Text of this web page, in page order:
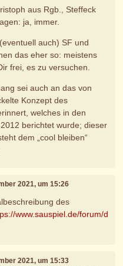
aus Rgb., Steffeck
ja, immer.
auch) SF und
das eher so: meistens
frei, es zu versuchen.
sei auch an das von
Konzept des
welches in den
berichtet wurde; dieser
dem „cool bleiben“
2021, um 15:26
des
www.sauspiel.de/forum/d
2021, um 15:33